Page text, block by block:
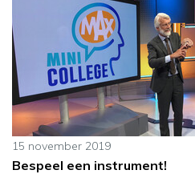
15 november 2019
Bespeel een instrument!